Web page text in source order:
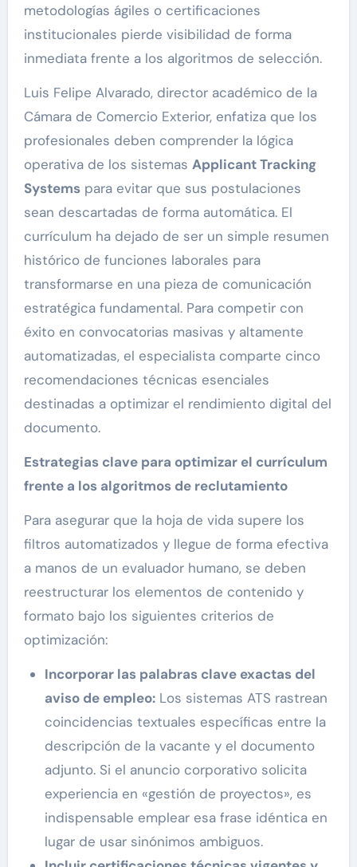
metodologías ágiles o certificaciones
institucionales pierde visibilidad de forma
inmediata frente a los algoritmos de selección.
Luis Felipe Alvarado, director académico de la
Cámara de Comercio Exterior, enfatiza que los
profesionales deben comprender la lógica
operativa de los sistemas Applicant Tracking
Systemspara evitar que sus postulaciones
sean descartadas de forma automática. El
currículum ha dejado de ser un simple resumen
histórico de funciones laborales para
transformarse en una pieza de comunicación
estratégica fundamental. Para competir con
éxito en convocatorias masivas y altamente
automatizadas, el especialista comparte cinco
recomendaciones técnicas esenciales
destinadas a optimizar el rendimiento digital del
documento.
Estrategias clave para optimizar el currículum
frente a los algoritmos de reclutamiento
Para asegurar que la hoja de vida supere los
filtros automatizados y llegue de forma efectiva
a manos de un evaluador humano, se deben
reestructurar los elementos de contenido y
formato bajo los siguientes criterios de
optimización:
Incorporar las palabras clave exactas del
aviso de empleo:Los sistemas ATS rastrean
coincidencias textuales específicas entre la
descripción de la vacante y el documento
adjunto. Si el anuncio corporativo solicita
experiencia en «gestión de proyectos», es
indispensable emplear esa frase idéntica en
lugar de usar sinónimos ambiguos.